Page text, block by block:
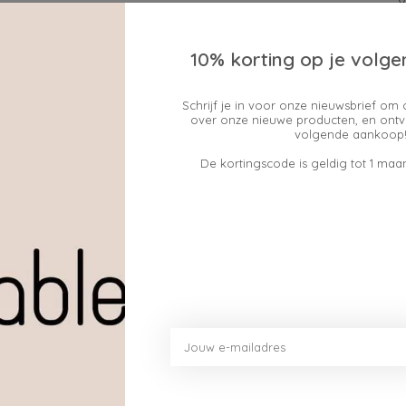
Geen producten
10% korting op je
Schrijf je in voor onze nieuwsbrief om
over onze nieuwe producten, en
volgende
De kortingscode is geldig tot 1